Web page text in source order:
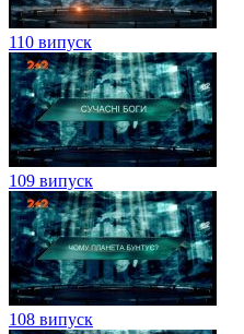
110 випуск
109 випуск
108 випуск